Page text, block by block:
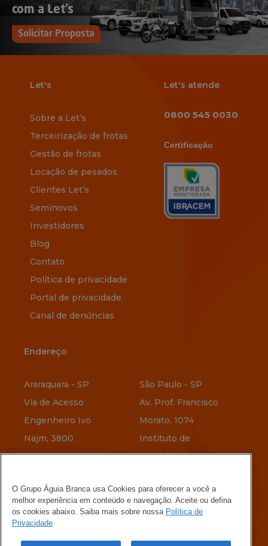
com a Let’s
Solicitar Proposta
Let's
Sobre a Let’s
Terceirização de frotas
Gestão de frotas
Locação de pesados
Clientes Let’s
Seminovos
Investidores
Blog
Contato
Política de privacidade
Portal de privacidade
Canal de denúncias
Let's atende
0800 545 0030
Certificação
Endereço
Araraquara - SP
Via de Acesso
Engenheiro Ivo
Najm, 3800
Av. Jerônimo
Vervloet, 345
Maria Ortiz
São Paulo - SP
Av. Prof. Francisco
Morato, 1074
Instituto de
Previdência
Belo Horizonte - MG
Rua Menotti Muccelli,
O Grupo Águia Branca usa Cookies para oferecer a você a
melhor experiência em conteúdo e navegação. Aceite ou defina
os cookies abaixo. Saiba mais sobre nossa Política de
Privacidade